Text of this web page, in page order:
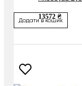
13572 ₴
Додати в кошик